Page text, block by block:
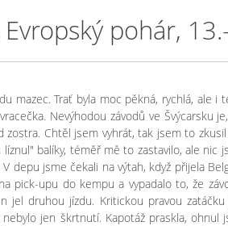
pohár,
mazec. Trať byla moc pěkná, rychlá, ale i
Nevýhodou závodů ve Švýcarsku
Chtěl jsem vyhrát, tak jsem to
balíky, téměř mě to zastavilo, ale nic
depu jsme čekali na výtah, když přijela
pick-upu do kempu a vypadalo to, že
jel druhou jízdu. Kritickou pravou
jen škrtnutí. Kapotáž praskla, ohnul